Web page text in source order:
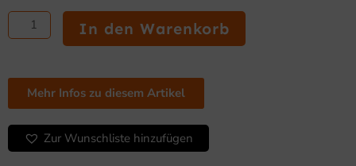
war:
7.700,00 €
ist:
5.524,00 €.
Bain
Marie
Serie
Selbstbedienung
188x110x125
5GN
1/1
Menge
In den Warenkorb
Mehr Infos zu diesem Artikel
Zur Wunschliste hinzufügen